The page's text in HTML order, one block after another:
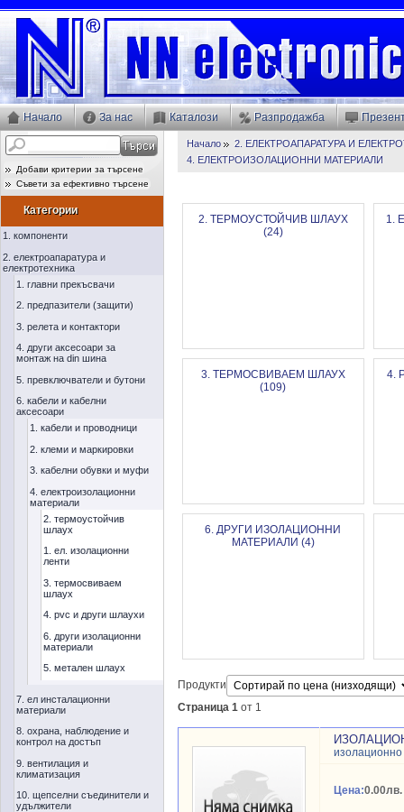
Начало За нас Каталози Разпродажба
Добави критерии за търсене
Съвети за ефективно търсене
Категории
1. компоненти
2. електроапаратура и
електротехника
1. главни прекъсвачи
2. предпазители (защити)
3. релета и контактори
4. други аксесоари за
монтаж на din шина
5. превключватели и бутони
6. кабели и кабелни
аксесоари
1. кабели и проводници
2. клеми и маркировки
3. кабелни обувки и муфи
4. електроизолационни
материали
2. термоустойчив
шлаух
1. ел. изолационни
ленти
3. термосвиваем
шлаух
4. pvc и други шлаухи
6. други изолационни
материали
5. метален шлаух
7. ел инсталационни
материали
8. охрана, наблюдение и
контрол на достъп
9. вентилация и
климатизация
10. щепселни съединители и
удължители
Начало
2. ЕЛЕКТРОАПАРАТУРА И
4. ЕЛЕКТРОИЗОЛАЦИОННИ МАТЕРИАЛИ
2. ТЕРМОУСТОЙЧИВ ШЛАУХ
(24)
1.
3. ТЕРМОСВИВАЕМ ШЛАУХ
(109)
4.
6. ДРУГИ ИЗОЛАЦИОННИ
МАТЕРИАЛИ (4)
Продукти
Страница 1 от 1
изолационно
Цена:0.00лв.